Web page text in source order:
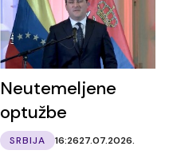
Neutemeljene
optužbe
SRBIJA 16:2627.07.2026.